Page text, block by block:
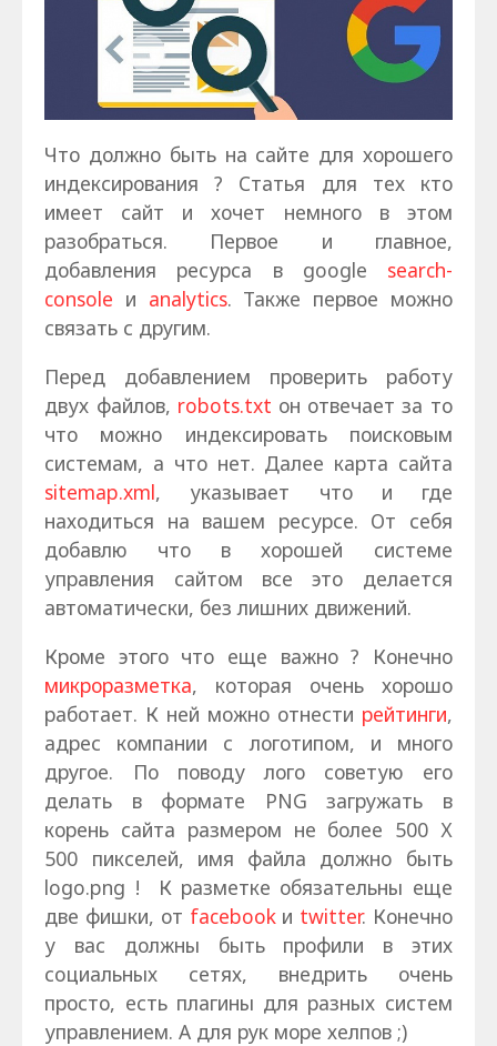
Что должно быть на сайте для хорошего
индексирования ? Статья для тех кто
имеет сайт и хочет немного в этом
разобраться. Первое и главное,
добавления ресурса в google search-
console и analytics. Также первое можно
связать с другим.
Перед добавлением проверить работу
двух файлов, robots.txt он отвечает за то
что можно индексировать поисковым
системам, а что нет. Далее карта сайта
sitemap.xml, указывает что и где
находиться на вашем ресурсе. От себя
добавлю что в хорошей системе
управления сайтом все это делается
автоматически, без лишних движений.
Кроме этого что еще важно ? Конечно
микроразметка, которая очень хорошо
работает. К ней можно отнести рейтинги,
адрес компании с логотипом, и много
другое. По поводу лого советую его
делать в формате PNG загружать в
корень сайта размером не более 500 Х
500 пикселей, имя файла должно быть
logo.png ! К разметке обязательны еще
две фишки, от facebookи twitter. Конечно
у вас должны быть профили в этих
социальных сетях, внедрить очень
просто, есть плагины для разных систем
управлением. А для рук море хелпов ;)